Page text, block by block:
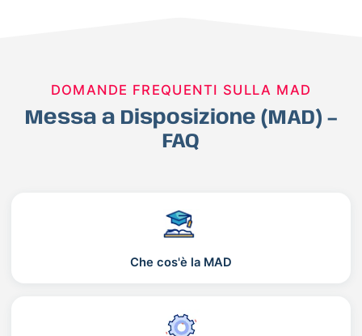
DOMANDE FREQUENTI SULLA MAD
Messa a Disposizione (MAD) –
FAQ
Che cos'è la MAD